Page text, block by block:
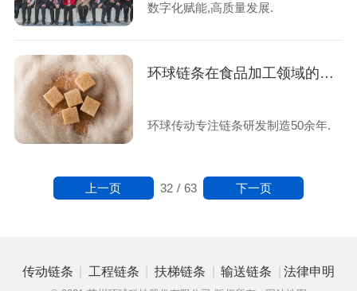
数字化赋能,高质量发展.
环球链条在食品加工领域的多种应用-糖机链-棕油链-粮食刮板输送链-海苔链
环球传动专注链条研发制造50余年.
32 / 63
上一页 下一页
传动链条 工程链条 扶梯链条 输送链条 法律申明